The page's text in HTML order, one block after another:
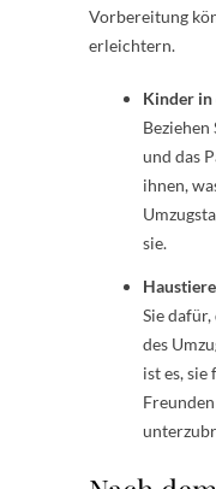
Vorbereitung
erleichtern.
Kinder in
und das
ihnen,
sie.
Sie
des
ist es, sie